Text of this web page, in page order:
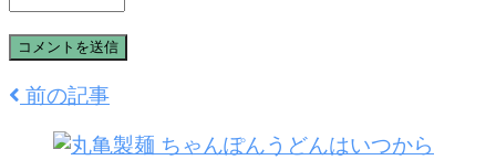
前の記事